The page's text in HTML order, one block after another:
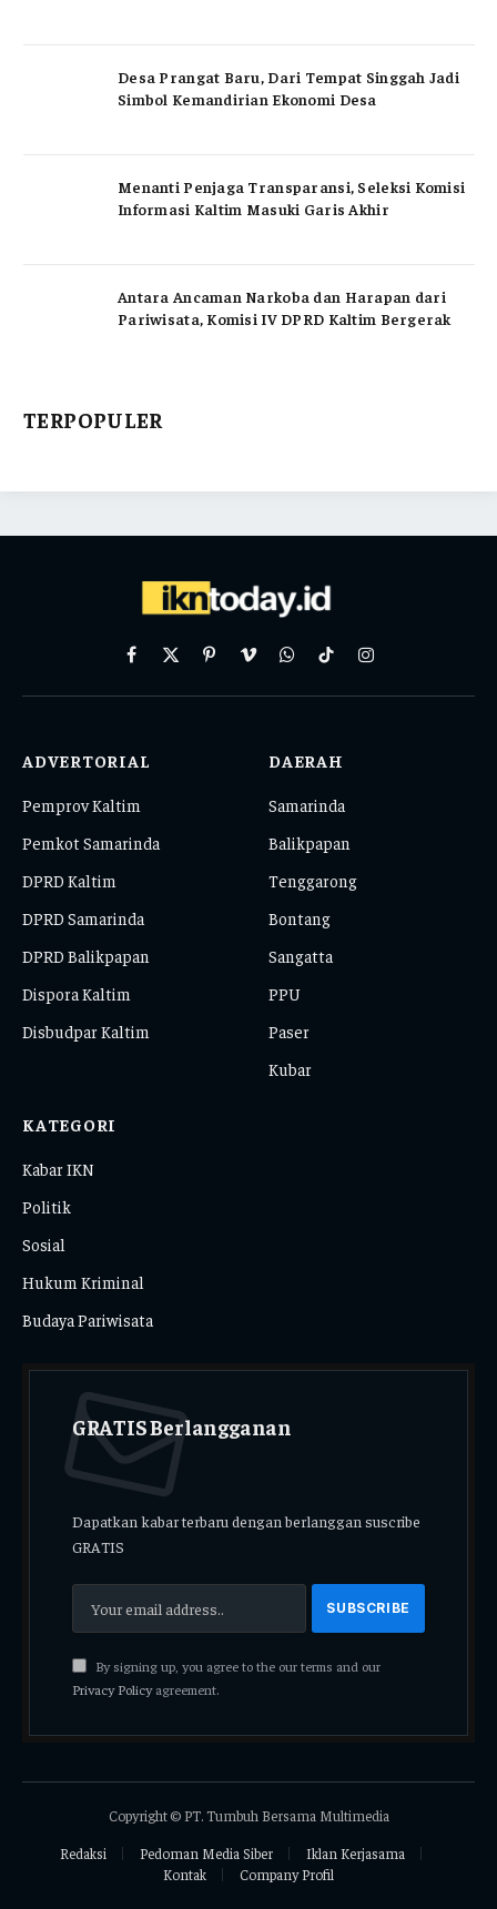
Desa Prangat Baru, Dari Tempat Singgah Jadi
Simbol Kemandirian Ekonomi Desa
Menanti Penjaga Transparansi, Seleksi Komisi
Informasi Kaltim Masuki Garis Akhir
Antara Ancaman Narkoba dan Harapan dari
Pariwisata, Komisi IV DPRD Kaltim Bergerak
TERPOPULER
Facebook
X
PinterestVimeoWhatsAppTikTokInstagram
ADVERTORIAL
Pemprov Kaltim
Pemkot Samarinda
DPRD Kaltim
DPRD Samarinda
DPRD Balikpapan
Dispora Kaltim
Disbudpar Kaltim
DAERAH
Samarinda
Balikpapan
Tenggarong
Bontang
Sangatta
PPU
Paser
Kubar
KATEGORI
Kabar IKN
Politik
Sosial
Hukum Kriminal
Budaya Pariwisata
GRATIS Berlangganan
Dapatkan kabar terbaru dengan berlanggan suscribe
GRATIS
By signing up, you agree to the our terms and our
Privacy Policyagreement.
Copyright © PT. Tumbuh Bersama Multimedia
Redaksi
Pedoman Media Siber
Iklan Kerjasama
Kontak
Company Profil